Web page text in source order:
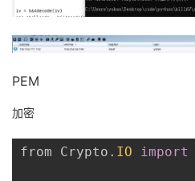
PEM
加密
from Crypto . IO import